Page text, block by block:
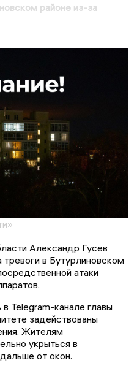
районе из-за
Александр Гусев
в Бутурлиновском
атаки
Telegram-канале главы
задействованы
Жителям
укрыться в
от окон.